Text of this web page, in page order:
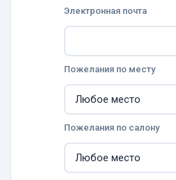
Электронная почта
Пожелания по месту
Пожелания по салону